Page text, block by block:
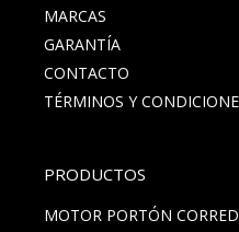
MARCAS
GARANTÍA
CONTACTO
TÉRMINOS Y
PRODUCTOS
MOTOR PORTÓN